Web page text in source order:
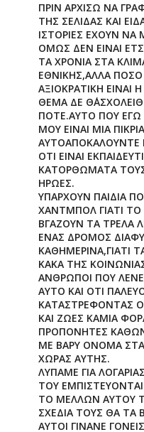
ΠΡΙΝ ΑΡΧΙΣΩ ΝΑ
ΤΗΣ ΣΕΛΙΔΑΣ ΚΑΙ
ΙΣΤΟΡΙΕΣ ΕΧΟΥΝ ΝΑ
ΟΜΩΣ ΔΕΝ ΕΙΝΑΙ
ΤΑ ΧΡΟΝΙΑ ΣΤΑ
ΕΘΝΙΚΗΣ,ΑΛΛΑ
ΑΞΙΟΚΡΑΤΙΚΗ ΕΙΝΑΙ
ΘΕΜΑ ΔΕ
ΠΟΤΕ.ΑΥΤΟ ΠΟΥ
ΜΟΥ ΕΙΝΑΙ ΜΙΑ
ΟΤΙ ΕΙΝΑΙ
ΚΑΤΟΡΘΩΜΑΤΑ ΤΟΥΣ
ΗΡΩΕΣ.
ΥΠΑΡΧΟΥΝ ΠΑΙΔΙΑ
ΧΑΝΤΜΠΟΛ ΓΙΑΤΙ ΤΟ
ΒΓΑΖΟΥΝ ΤΑ ΤΡΕΛΑ
ΕΝΑΣ ΔΡΟΜΟΣ
ΚΑΘΗΜΕΡΙΝΑ,ΓΙΑΤΙ
ΚΑΚΑ ΤΗΣ
ΑΝΘΡΩΠΟΙ ΠΟΥ
ΑΥΤΟ ΚΑΙ ΟΤΙ
ΚΑΤΑΣΤΡΕΦΟΝΤΑΣ
ΚΑΙ ΖΩΕΣ ΚΑΜΙΑ
ΠΡΟΠΟΝΗΤΕΣ
ΜΕ ΒΑΡΥ ΟΝΟΜΑ
ΧΩΡΑΣ ΑΥΤΗΣ.
ΛΥΠΑΜΕ ΓΙΑ
ΤΟΥ ΕΜΠΙΣΤΕΥΟΝΤΑΙ
ΤΟ ΜΕΛΛΩΝ ΑΥΤΟΥ
ΣΧΕΔΙΑ ΤΟΥΣ ΘΑ ΤΑ
ΑΥΤΟΙ ΓΙΝΑΝΕ